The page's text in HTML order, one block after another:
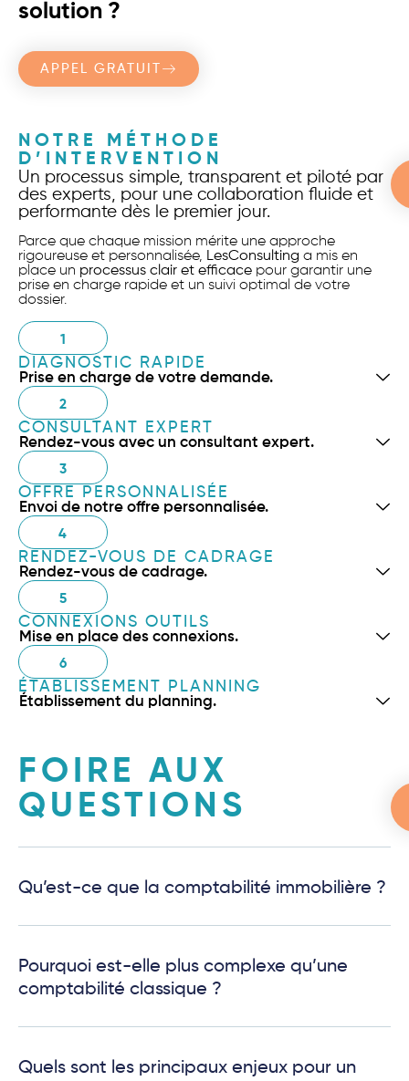
solution ?
APPEL GRATUIT
NOTRE MÉTHODE
D’INTERVENTION
Un processus simple, transparent et piloté par
des experts, pour une collaboration fluide et
performante dès le premier jour.
Parce que chaque mission mérite une approche
rigoureuse et personnalisée, LesConsulting a mis en
place un processus clair et efficace pour garantir une
prise en charge rapide et un suivi optimal de votre
dossier.
1
DIAGNOSTIC RAPIDE
Prise en charge de votre demande.
2
CONSULTANT EXPERT
Rendez-vous avec un consultant expert.
3
OFFRE PERSONNALISÉE
Envoi de notre offre personnalisée.
4
RENDEZ-VOUS DE CADRAGE
Rendez-vous de cadrage.
5
CONNEXIONS OUTILS
Mise en place des connexions.
6
ÉTABLISSEMENT PLANNING
Établissement du planning.
FOIRE AUX
QUESTIONS
Qu’est-ce que la comptabilité immobilière ?
Pourquoi est-elle plus complexe qu’une
comptabilité classique ?
Quels sont les principaux enjeux pour un